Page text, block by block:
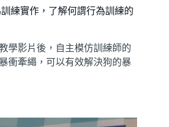
練實作，了解何謂行為訓練的
學影片後，自主模仿訓練師的
衝牽繩，可以有效解決狗的暴